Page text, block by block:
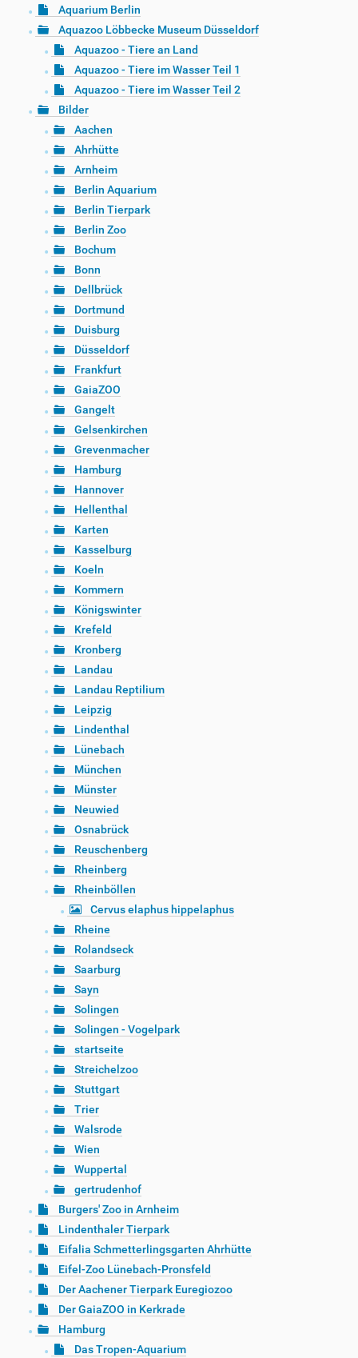
Aquarium Berlin
Aquazoo Löbbecke Museum Düsseldorf
Aquazoo - Tiere an Land
Aquazoo - Tiere im Wasser Teil 1
Aquazoo - Tiere im Wasser Teil 2
Bilder
Aachen
Ahrhütte
Arnheim
Berlin Aquarium
Berlin Tierpark
Berlin Zoo
Bochum
Bonn
Dellbrück
Dortmund
Duisburg
Düsseldorf
Frankfurt
GaiaZOO
Gangelt
Gelsenkirchen
Grevenmacher
Hamburg
Hannover
Hellenthal
Karten
Kasselburg
Koeln
Kommern
Königswinter
Krefeld
Kronberg
Landau
Landau Reptilium
Leipzig
Lindenthal
Lünebach
München
Münster
Neuwied
Osnabrück
Reuschenberg
Rheinberg
Rheinböllen
Cervus elaphus hippelaphus
Rheine
Rolandseck
Saarburg
Sayn
Solingen
Solingen - Vogelpark
startseite
Streichelzoo
Stuttgart
Trier
Walsrode
Wien
Wuppertal
gertrudenhof
Burgers' Zoo in Arnheim
Lindenthaler Tierpark
Eifalia Schmetterlingsgarten Ahrhütte
Eifel-Zoo Lünebach-Pronsfeld
Der Aachener Tierpark Euregiozoo
Der GaiaZOO in Kerkrade
Hamburg
Das Tropen-Aquarium